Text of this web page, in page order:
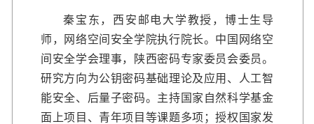
秦宝东，西安邮电大学教授，博士生导
师，网络空间安全学院执行院长。中国网络空
间安全学会理事，陕西密码专家委员会委员。
研究方向为公钥密码基础理论及应用、人工智
能安全、后量子密码。主持国家自然科学基金
面上项目、青年项目等课题多项；授权国家发